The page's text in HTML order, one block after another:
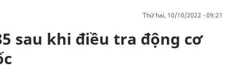
thứ hai, 10/10/2022 - 09:21
sau khi điều tra động cơ